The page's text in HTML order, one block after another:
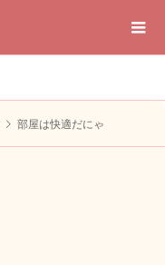
部屋は快適だにゃ